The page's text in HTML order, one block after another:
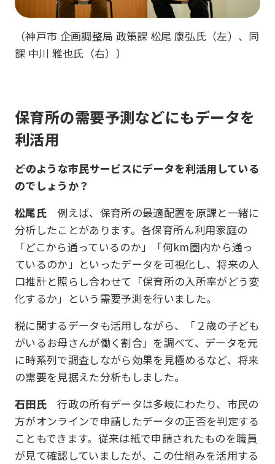
（神戸市 企画調整局 政策課 松尾 康弘氏（左）、同
課 中川 雅也氏（右））
保育所の需要予測などにもデータを
利活用
――どのような市民サービスにデータを利活用している
のでしょうか？
松尾氏 例えば、保育所の最適配置を原課と一緒に
分析したことがあります。各保育所ん利用家庭の
「どこから通っているのか」「何km圏内から通っ
ているのか」といったデータを可視化し、将来の人
口推計と照らし合わせて「保育所の入所率がどう変
化するか」という需要予測を行いました。
税に関するデータも活用しながら、「２歳の子ども
がいるお母さんが働く割合」を調べて、データを元
に時系列で調査しながら効果を見極めるなど、将来
の需要を見据えた分析もしました。
石田氏 行政の所有データは多岐にわたり、市民の
方がオンラインで申請したデータの正否を判定する
こともできます。従来は紙で申請されたものを職員
が見て確認していましたが、この仕組みを活用する